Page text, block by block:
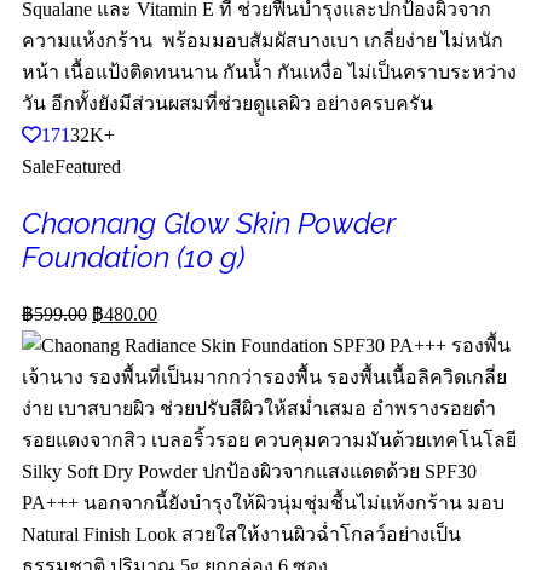
17132K+
SaleFeatured
Chaonang Glow Skin Powder
Foundation (10 g)
฿599.00 ฿480.00